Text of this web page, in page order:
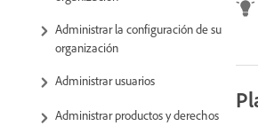
Administrar la configuración de su
organización
Administrar usuarios
Administrar productos y derechos